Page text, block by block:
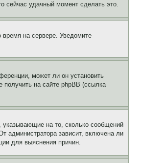
сейчас удачный момент сделать это.
время на сервере. Уведомите
может ли он установить
на сайте phpBB (ссылка
указывающие на то, сколько сообщений
администратора зависит, включена ли
для выяснения причин.